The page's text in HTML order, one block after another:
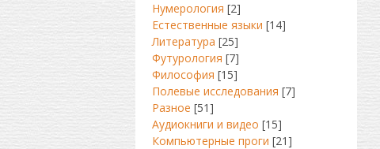
Нумерология [2]
Естественные языки [14]
Литература [25]
Футурология [7]
Философия [15]
Полевые исследования [7]
Разное [51]
Аудиокниги и видео [15]
Компьютерные проги [21]